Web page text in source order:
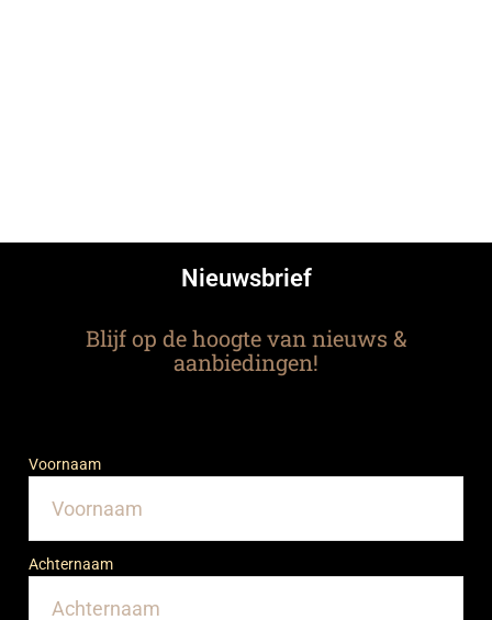
Nieuwsbrief
Blijf op de hoogte van nieuws &
aanbiedingen!
Voornaam
Achternaam